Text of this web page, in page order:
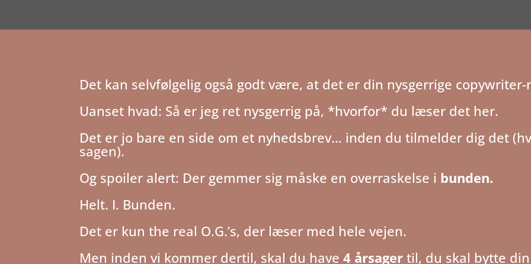
Det kan selvfølgelig også godt være, at det er din nysgerrige
Uanset hvad: Så er jeg ret nysgerrig på, *hvorfor* du læser det her.
Det er jo bare en side om et nyhedsbrev… inden du tilmelder dig det
sagen).
Og spoiler alert: Der gemmer sig måske en overraskelse i bunden.
Helt. I. Bunden.
Det er kun the real O.G.’s, der læser med hele vejen.
Men inden vi kommer dertil, skal du have4 årsager til, du skal bytte